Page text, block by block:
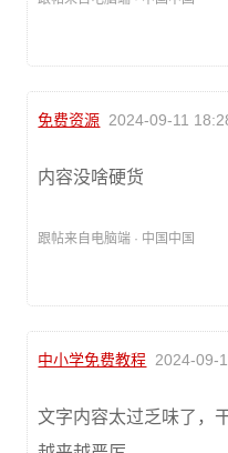
免费资源 2024-09-11
内容没啥硬货
跟帖来自电脑端 · 中国中国
中小学免费教程 2024-09-
文字内容太过乏味了，